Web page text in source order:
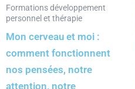
Formations développement
personnel et thérapie
Mon cerveau et moi :
comment fonctionnent
nos pensées, notre
attention, notre